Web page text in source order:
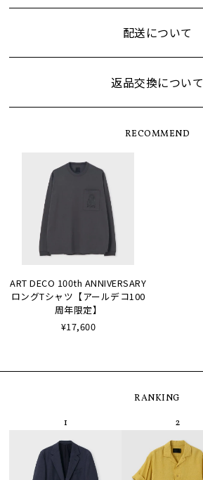
配送について
返品交換について
RECOMMEND
ART DECO 100th ANNIVERSARY
ロングTシャツ【アールデコ100
周年限定】
¥17,600
RANKING